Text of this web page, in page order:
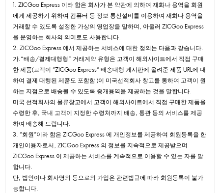
1.ZICGooExpress이라함은회사가본약관에의하여재화나용역을회원
에게제공하기위하여컴퓨터등정보통신설비를이용하여재화나용역을
거래할수있도록설정한가상의영업장을말하며,아울러ZICGooExpress
을운영하는회사의의미로도사용합니다.
2.ZICGooExpress에서제공하는서비스에대한정의는다음과같습니다.
가.“배송/결제대행형”거래계약유형은고객이해외사이트에서직접구매
한제품(고객이"ZICGooExpress"배송대행게시판에올려준제품URL에대
하여결제대행된제품도포함함)이미국선적회사창고를통하여고객이원
하는지점으로배송될수있도록중개용역을제공하는것을말합니다.
미국선적회사의물류창고에서고객이해외사이트에서직접구매한제품을
수령한후,국내고객이지정한수령처까지배송,통관등의서비스를제공
하여배송해드립니다.
3."회원"이라함은ZICGooExpress에개인정보를제공하여회원등록을한
개인이용자로서,ZICGooExpress의정보를지속적으로제공받으며
ZICGooExpress이제공하는서비스를계속적으로이용할수있는자를말
합니다.
단,법인이나회사명의등으로의가입은관련법규에따라회원등록이불가
능합니다.